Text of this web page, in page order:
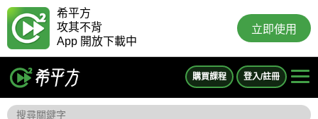
希平方
攻其不背
App 開放下載中
立即使用
購買課程 登入/註冊